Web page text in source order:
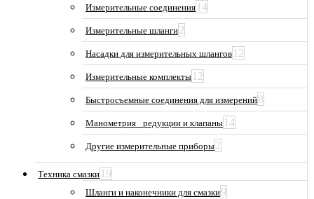
Измерительные соединения 14
Измерительные шланги2
Насадки для измерительных шлангов 12
Измерительные комплекты 12
Быстросъемные соединения для измерений8
Манометрия_ редукции и клапаны 14
Другие измерительные приборы2
Техника смазки 19
Шланги и наконечники для смазки9